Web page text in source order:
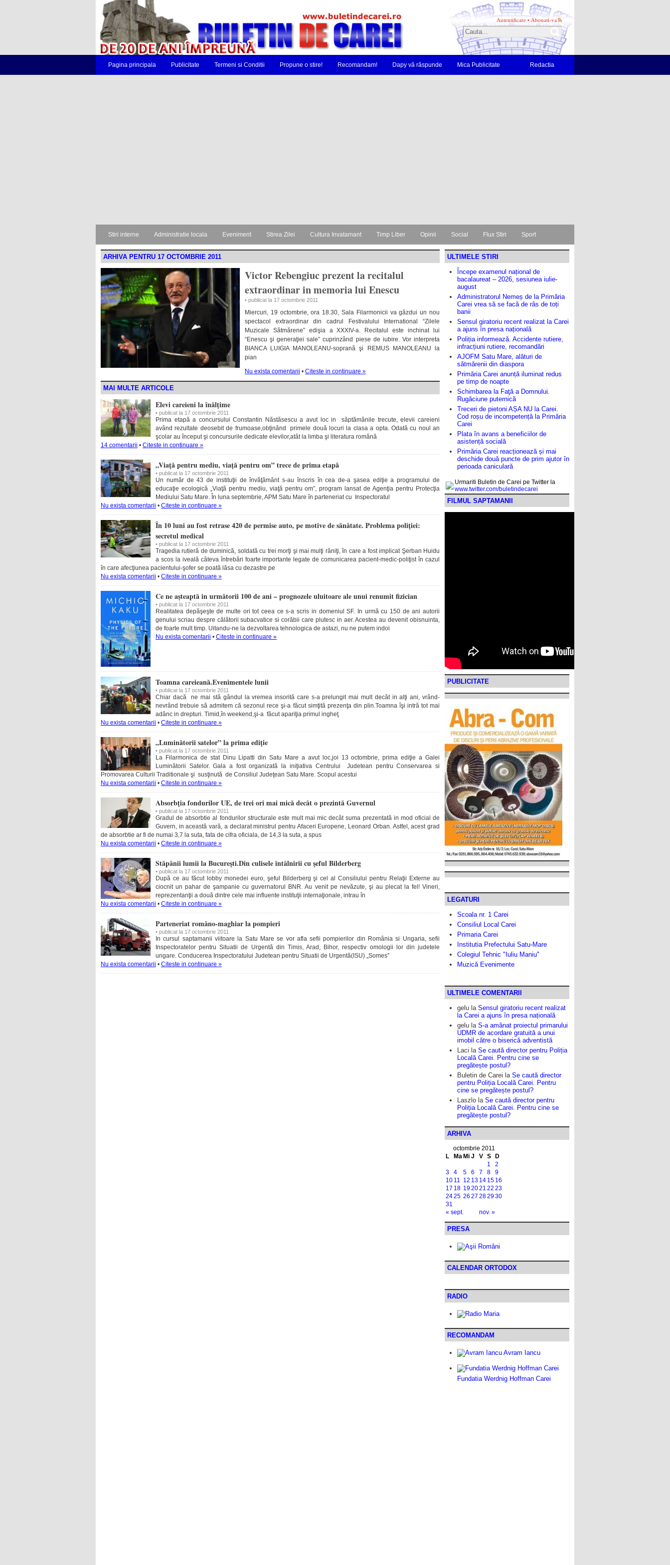
Autentificare • Abonati-va
Pagina principala Publicitate Termeni si Conditii Propune o stire! Recomandam! Dapy vă răspunde Mica Publicitate Redactia
Stiri interne Administratie locala Eveniment Stirea Zilei Cultura Invatamant Timp Liber Opinii Social Flux Stiri Sport
ARHIVA PENTRU 17 OCTOMBRIE 2011
Victor Rebengiuc prezent la recitalul
extraordinar in memoria lui Enescu
• publicat la 17 octombrie 2011
Miercuri, 19 octombrie, ora 18.30, Sala Filarmonicii va găzdui un nou
spectacol extraordinar din cadrul Festivalului International “Zilele
Muzicale Sătmărene” edişia a XXXIV-a. Recitalul este inchinat lui
“Enescu şi generaţiei sale” cuprinzând piese de iubire. Vor interpreta
BIANCA LUIGIA MANOLEANU-sopranã şi REMUS MANOLEANU la
pian
Nu exista comentarii • Citeste in continuare »
MAI MULTE ARTICOLE
Elevi careieni la înălţime
• publicat la 17 octombrie 2011
Prima etapă a concursului Constantin Năstăsescu a avut loc in săptămânile trecute, elevii careieni
având rezultate deosebit de frumoase,obţinând primele două locuri la clasa a opta. Odată cu noul an
şcolar au început şi concursurile dedicate elevilor,atât la limba şi literatura română
14 comentarii • Citeste in continuare »
„Viaţă pentru mediu, viaţă pentru om” trece de prima etapă
• publicat la 17 octombrie 2011
Un număr de 43 de instituţii de învăţământ s-au înscris în cea de-a şasea ediţie a programului de
educaţie ecologică „Viaţă pentru mediu, viaţă pentru om”, program lansat de Agenţia pentru Protecţia
Mediului Satu Mare. În luna septembrie, APM Satu Mare în parteneriat cu Inspectoratul
Nu exista comentarii • Citeste in continuare »
În 10 luni au fost retrase 420 de permise auto, pe motive de sănătate. Problema poliţiei:
secretul medical
• publicat la 17 octombrie 2011
Tragedia rutieră de duminică, soldată cu trei morţi şi mai mulţi răniţi, în care a fost implicat Şerban Huidu
a scos la iveală câteva întrebări foarte importante legate de comunicarea pacient-medic-poliţist în cazul
în care afecţiunea pacientului-şofer se poată lăsa cu dezastre pe
Nu exista comentarii • Citeste in continuare »
Ce ne aşteaptă in următorii 100 de ani – prognozele uluitoare ale unui renumit fizician
• publicat la 17 octombrie 2011
Realitatea depăşeşte de multe ori tot ceea ce s-a scris in domeniul SF. In urmă cu 150 de ani autorii
genului scriau despre călătorii subacvatice si corăbii care plutesc in aer. Acestea au devenit obisnuinta,
de foarte mult timp. Uitandu-ne la dezvoltarea tehnologica de astazi, nu ne putem indoi
Nu exista comentarii • Citeste in continuare »
Toamna careieană.Evenimentele lunii
• publicat la 17 octombrie 2011
Chiar dacă ne mai stă gândul la vremea insorită care s-a prelungit mai mult decât in alţi ani, vrând-
nevrând trebuie să admitem că sezonul rece şi-a făcut simţită prezenţa din plin.Toamna îşi intră tot mai
adânc in drepturi. Timid,în weekend,şi-a făcut apariţia primul ingheţ
Nu exista comentarii • Citeste in continuare »
„Luminătorii satelor” la prima ediţie
• publicat la 17 octombrie 2011
La Filarmonica de stat Dinu Lipatti din Satu Mare a avut loc,joi 13 octombrie, prima ediţie a Galei
Luminătorii Satelor. Gala a fost organizată la iniţiativa Centrului Judetean pentru Conservarea si
Promovarea Culturii Traditionale şi susţinută de Consiliul Judeţean Satu Mare. Scopul acestui
Nu exista comentarii • Citeste in continuare »
Absorbţia fondurilor UE, de trei ori mai mică decât o prezintă Guvernul
• publicat la 17 octombrie 2011
Gradul de absorbtie al fondurilor structurale este mult mai mic decât suma prezentată in mod oficial de
Guvern, in această vară, a declarat ministrul pentru Afaceri Europene, Leonard Orban. Astfel, acest grad
de absorbtie ar fi de numai 3,7 la suta, fata de cifra oficiala, de 14,3 la suta, a spus
Nu exista comentarii • Citeste in continuare »
Stăpânii lumii la Bucureşti.Din culisele întâlnirii cu şeful Bilderberg
• publicat la 17 octombrie 2011
După ce au făcut lobby monedei euro, şeful Bilderberg şi cel al Consiliului pentru Relaţii Externe au
ciocnit un pahar de şampanie cu guvernatorul BNR. Au venit pe nevăzute, şi au plecat la fel! Vineri,
reprezentanţii a două dintre cele mai influente instituţii internaţionale, intrau în
Nu exista comentarii • Citeste in continuare »
Parteneriat româno-maghiar la pompieri
• publicat la 17 octombrie 2011
In cursul saptamanii viitoare la Satu Mare se vor afla sefii pompierilor din România si Ungaria, sefii
Inspectoratelor pentru Situatii de Urgentă din Timis, Arad, Bihor, respectiv omologii lor din judetele
ungare. Conducerea Inspectoratului Judetean pentru Situatii de Urgentă(ISU) „Somes”
Nu exista comentarii • Citeste in continuare »
ULTIMELE STIRI
Începe examenul național de
bacalaureat – 2026, sesiunea iulie-
august
Administratorul Nemeș de la Primăria
Carei vrea să se facă de râs de toți
banii
Sensul giratoriu recent realizat la Carei
a ajuns în presa națională
Poliția informează. Accidente rutiere,
infracțiuni rutiere, recomandări
AJOFM Satu Mare, alături de
sătmărenii din diaspora
Primăria Carei anunță iluminat redus
pe timp de noapte
Schimbarea la Faţă a Domnului.
Rugăciune puternică
Treceri de pietoni AȘA NU la Carei.
Cod roșu de incompetență la Primăria
Carei
Plata în avans a beneficiilor de
asistență socială
Primăria Carei reacționează și mai
deschide două puncte de prim ajutor în
perioada caniculară
Urmariti Buletin de Carei pe Twitter la
www.twitter.com/buletindecarei
FILMUL SAPTAMANII
PUBLICITATE
LEGATURI
Scoala nr. 1 Carei
Consiliul Local Carei
Primaria Carei
Institutia Prefectului Satu-Mare
Colegiul Tehnic "Iuliu Maniu"
Muzică Evenimente
ULTIMELE COMENTARII
gelu la Sensul giratoriu recent realizat
la Carei a ajuns în presa națională
gelu la S-a amânat proiectul primarului
UDMR de acordare gratuită a unui
imobil către o biserică adventistă
Laci la Se caută director pentru Poliția
Locală Carei. Pentru cine se
pregătește postul?
Buletin de Carei la Se caută director
pentru Poliția Locală Carei. Pentru
cine se pregătește postul?
Laszlo la Se caută director pentru
Poliția Locală Carei. Pentru cine se
pregătește postul?
ARHIVA
octombrie 2011
L
Ma Mi J V S D
« sept. nov. »
1
2
3
4 5 6 7 8
9
10 11 12 13 14 15 16
17 18 192021 22 23
2425 26 27 282930
31
PRESA
CALENDAR ORTODOX
RADIO
RECOMANDAM
Avram Iancu
Fundatia Werdnig Hoffman Carei